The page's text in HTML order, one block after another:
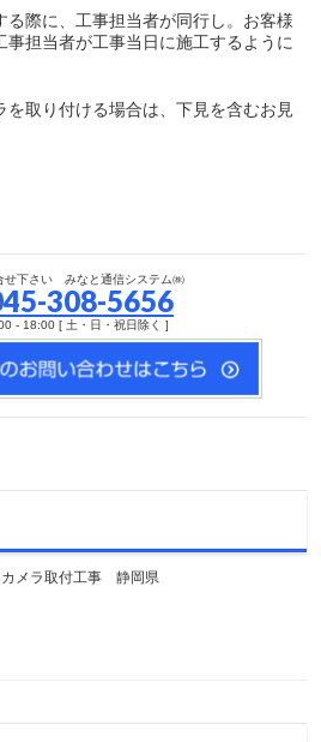
る際に、工事担当者が同行し。お客様
事担当者が工事当日に施工するように
を取り付ける場合は、下見を含むお見
せ下さい みなと通信システム㈱
308-5656
- 18:00 [ 土・日・祝日除く ]
カメラ取付工事 静岡県